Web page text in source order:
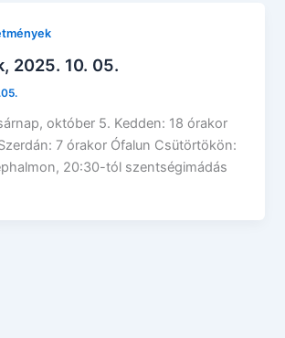
2025. 10. 05.
október 5. Kedden: 18 órakor
7 órakor Ófalun Csütörtökön:
20:30-tól szentségimádás